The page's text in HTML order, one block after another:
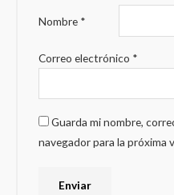
Nombre *
Correo electrónico *
Guarda mi nombre,
navegador para la próxima